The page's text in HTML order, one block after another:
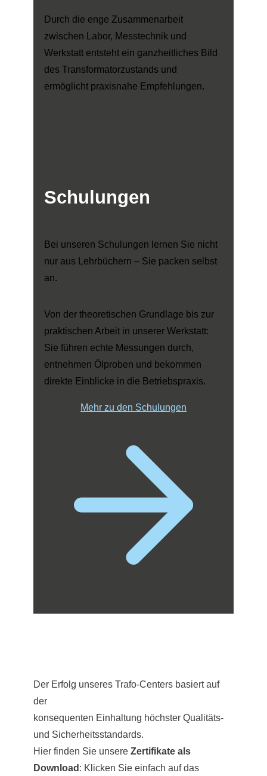
Durch die enge Zusammenarbeit
zwischen Labor, Messtechnik und
Werkstatt entsteht ein ganzheitliches Bild
des Transformatorzustands und
ermöglicht praxisnahe Empfehlungen.
Schulungen
Bei unseren Schulungen lernen Sie nicht
nur aus Lehrbüchern – Sie packen selbst
an.
Von der theoretischen Grundlage bis zur
praktischen Arbeit in unserer Werkstatt:
Sie führen echte Messungen durch,
entnehmen Ölproben und bekommen
direkte Einblicke in die Betriebspraxis.
Mehr zu den Schulungen
Der Erfolg unseres Trafo-Centers basiert auf
der
konsequenten Einhaltung höchster Qualitäts-
und Sicherheitsstandards.
Hier finden Sie unsere Zertifikate als
Download: Klicken Sie einfach auf das